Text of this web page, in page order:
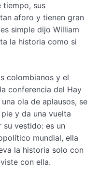
tiempo, sus
aforo y tienen gran
simple dijo William
la historia como si
colombianos y el
conferencia del Hay
ola de aplausos, se
y da una vuelta
vestido: es un
mundial, ella
la historia solo con
con ella.